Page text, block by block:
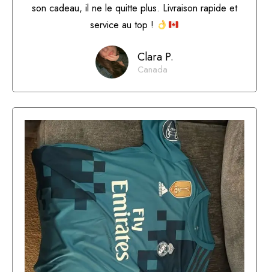
son cadeau, il ne le quitte plus. Livraison rapide et
service au top !
Clara P.
Canada